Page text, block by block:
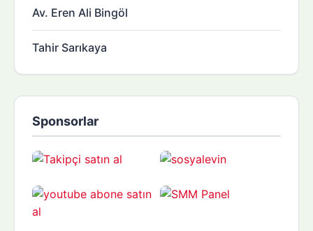
Av. Eren Ali Bingöl
Tahir Sarıkaya
Sponsorlar